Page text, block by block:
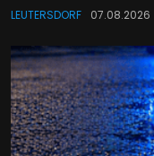
LEUTERSDORF 07.08.2026